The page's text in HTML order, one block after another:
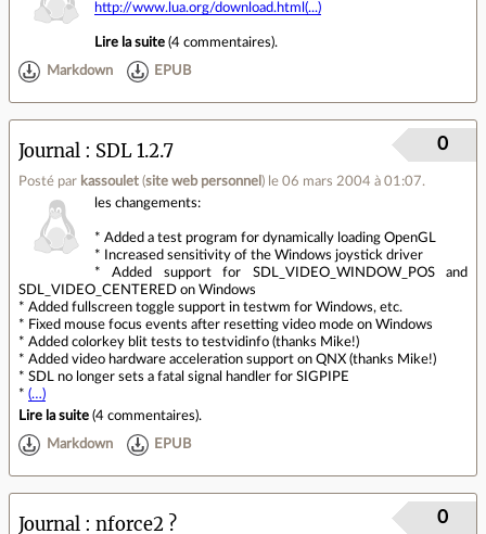
http://www.lua.org/download.html(...)
Lire la suite (4 commentaires).
Markdown EPUB
Journal SDL 1.2.7
Posté par kassoulet (site web personnel ) le 06 mars 2004 à 01:07.
0
les changements:
* Added a test program for dynamically loading OpenGL
* Increased sensitivity of the Windows joystick driver
* Added support for SDL_VIDEO_WINDOW_POS and
SDL_VIDEO_CENTERED on Windows
* Added fullscreen toggle support in testwm for Windows, etc.
* Fixed mouse focus events after resetting video mode on Windows
* Added colorkey blit tests to testvidinfo (thanks Mike!)
* Added video hardware acceleration support on QNX (thanks Mike!)
* SDL no longer sets a fatal signal handler for SIGPIPE
* (…)
Lire la suite (4 commentaires).
Markdown EPUB
Journal nforce2 ? 0